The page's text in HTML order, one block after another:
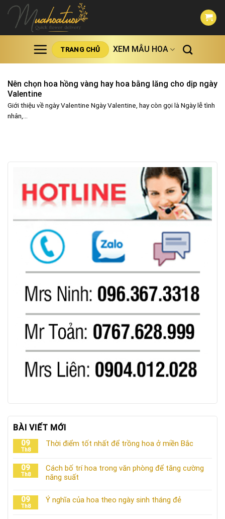
Skip
content
TRANG CHỦ XEM MẪU HOA
Nên chọn hoa hồng vàng hay hoa bằng lăng cho dịp ngày
Valentine
Giới thiệu về ngày Valentine Ngày Valentine, hay còn gọi là Ngày lễ tình
nhân,...
BÀI VIẾT MỚI
09
Th8
Thời điểm tốt nhất để trồng hoa ở miền Bắc
09
Th8
Cách bố trí hoa trong văn phòng để tăng cường
năng suất
09
Th8
Ý nghĩa của hoa theo ngày sinh tháng đẻ